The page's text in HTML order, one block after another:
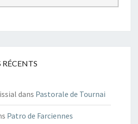
dans Pastorale de Tournai
Patro de Farciennes